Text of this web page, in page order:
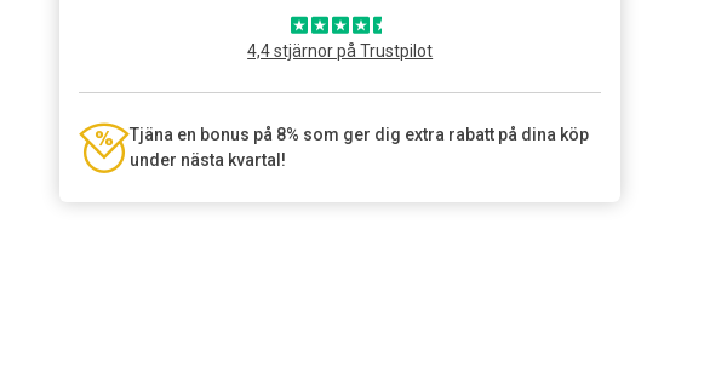
4,4 stjärnor på Trustpilot
Tjäna en bonus på 8% som ger dig extra rabatt på dina köp
under nästa kvartal!